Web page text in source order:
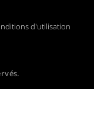
d'utilisation